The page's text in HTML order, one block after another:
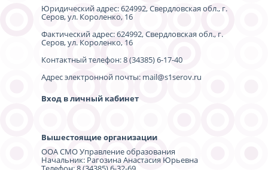
Юридический адрес: 624992, Свердловская обл., г.
Серов, ул. Короленко, 16
Фактический адрес: 624992, Свердловская обл., г.
Серов, ул. Короленко, 16
Контактный телефон: 8 (34385) 6-17-40
Адрес электронной почты: mail@s1serov.ru
Вход в личный кабинет
Вышестоящие организации
ООА СМО Управление образования
Начальник: Рагозина Анастасия Юрьевна